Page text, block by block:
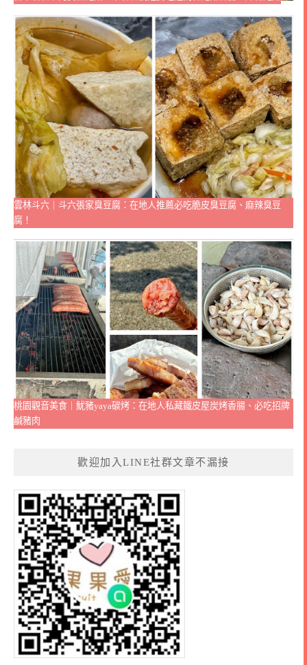
雲林斗六｜斗六張家臭豆腐：在地人推薦必吃脆皮臭豆腐、麻辣臭豆
腐！
桃園觀音美食｜魷豬yaya碳烤：在地人私藏鐵皮屋炭烤香腸、必吃招牌
鹹豬肉
歡迎加入LINE社群文章不漏接